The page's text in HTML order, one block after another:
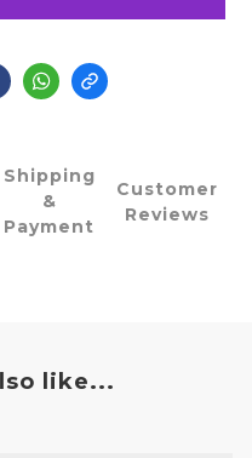
Shipping
&
Payment
Customer
Reviews
like...